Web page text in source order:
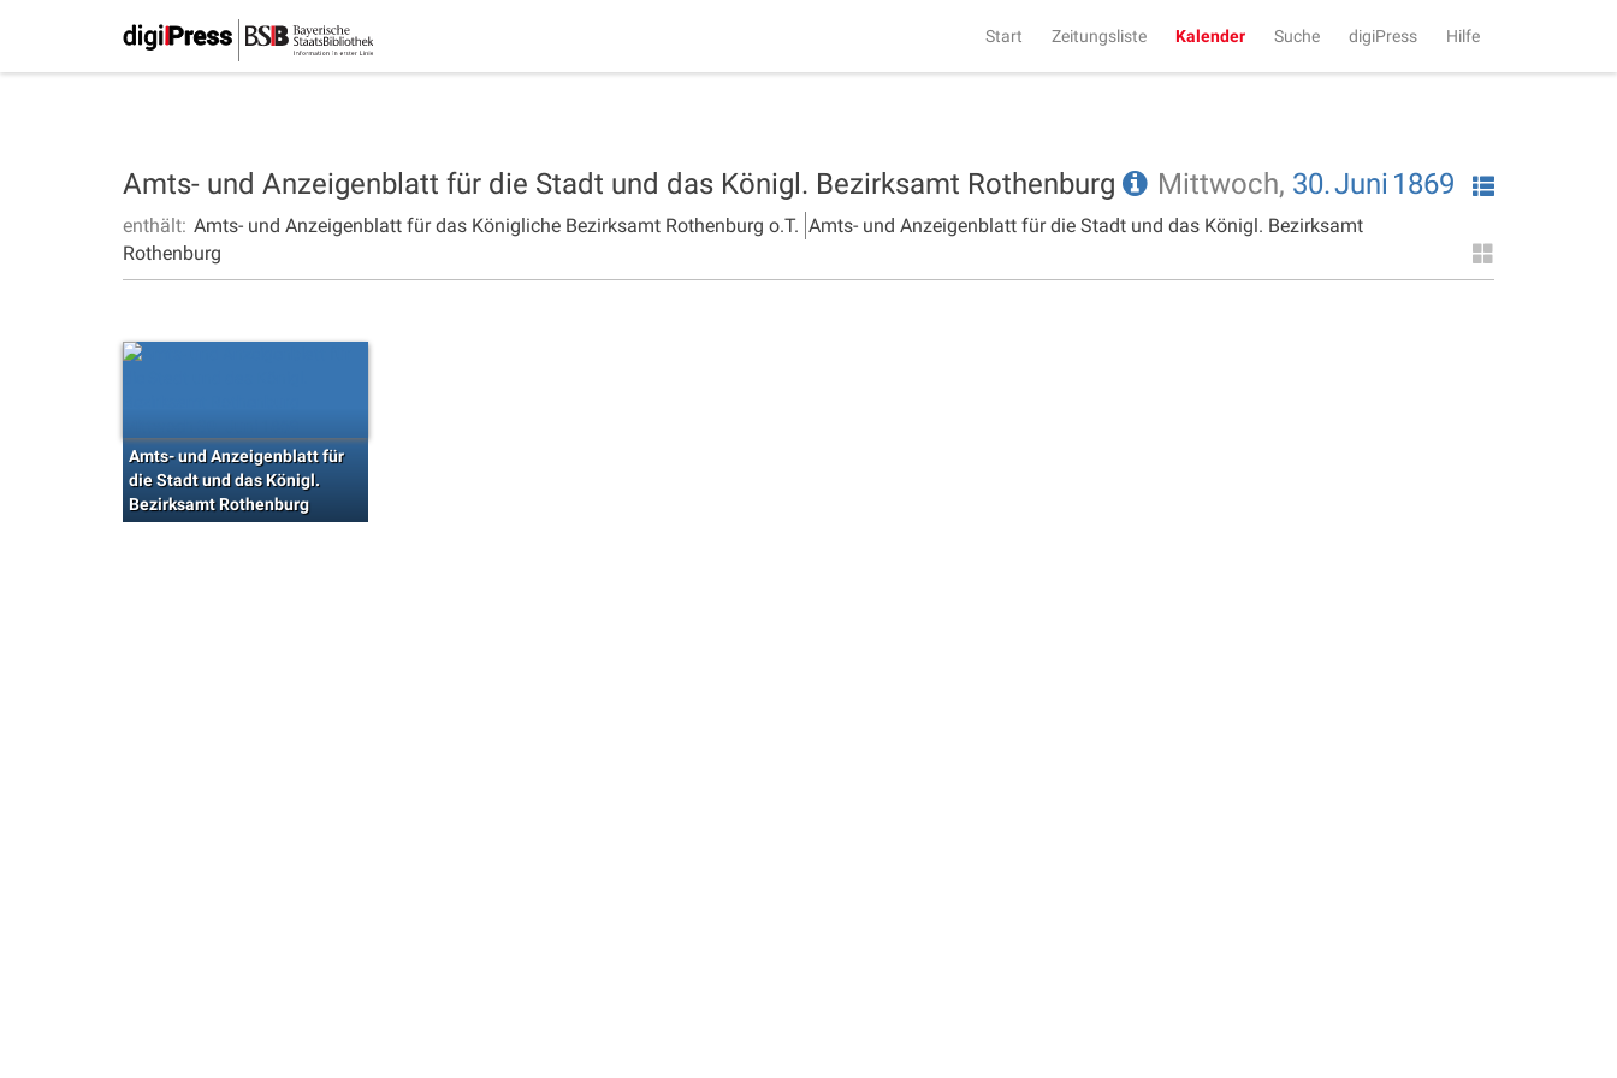
Start Zeitungsliste Kalender Suche digiPress Hilfe
Amts- und Anzeigenblatt für die Stadt und das Königl. Bezirksamt Rothenburg Mittwoch, 30.Juni 1869
enthält: Amts- und Anzeigenblatt für das Königliche Bezirksamt Rothenburg o.T. Amts- und Anzeigenblatt für die Stadt und das Königl. Bezirksamt
Rothenburg
Amts- und Anzeigenblatt für
die Stadt und das Königl.
Bezirksamt Rothenburg